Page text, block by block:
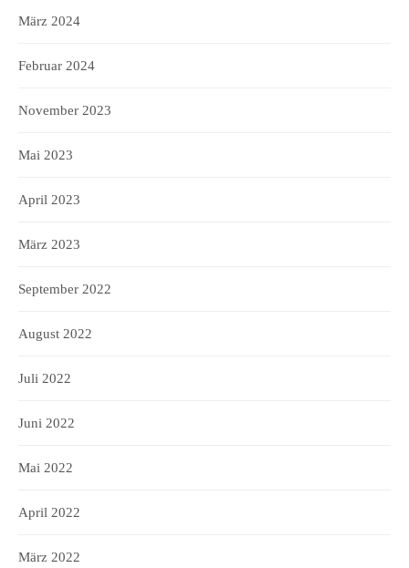
März 2024
Februar 2024
November 2023
Mai 2023
April 2023
März 2023
September 2022
August 2022
Juli 2022
Juni 2022
Mai 2022
April 2022
März 2022